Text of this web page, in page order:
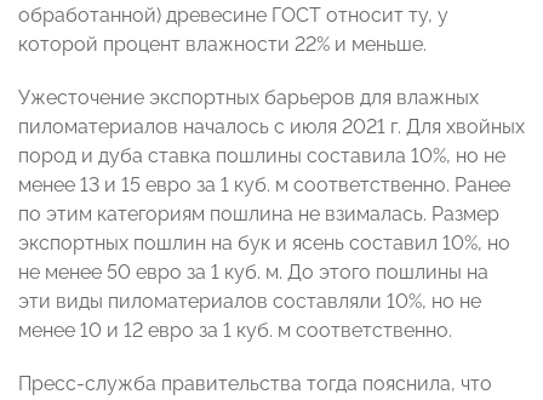
обработанной) древесине ГОСТ относит ту, у
которой процент влажности 22% и меньше.
Ужесточение экспортных барьеров для влажных
пиломатериалов началось с июля 2021 г. Для хвойных
пород и дуба ставка пошлины составила 10%, но не
менее 13 и 15 евро за 1 куб. м соответственно. Ранее
по этим категориям пошлина не взималась. Размер
экспортных пошлин на бук и ясень составил 10%, но
не менее 50 евро за 1 куб. м. До этого пошлины на
эти виды пиломатериалов составляли 10%, но не
менее 10 и 12 евро за 1 куб. м соответственно.
Пресс-служба правительства тогда пояснила, что